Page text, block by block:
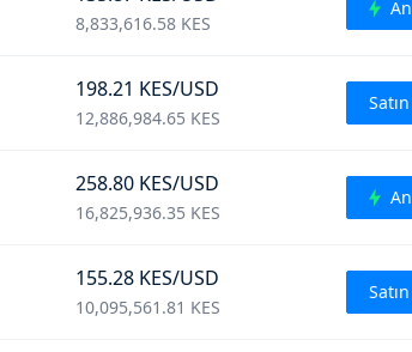
8,833,616.58 KES
198.21 KES/USD
12,886,984.65 KES
258.80 KES/USD
16,825,936.35 KES
155.28 KES/USD
10,095,561.81 KES